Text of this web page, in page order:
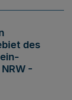
des
-